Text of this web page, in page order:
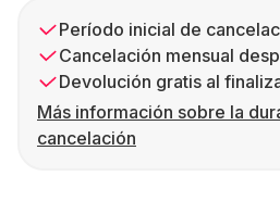
Período inicial de
Cancelación mensual
Devolución gratis al
Más información sobre la
cancelación